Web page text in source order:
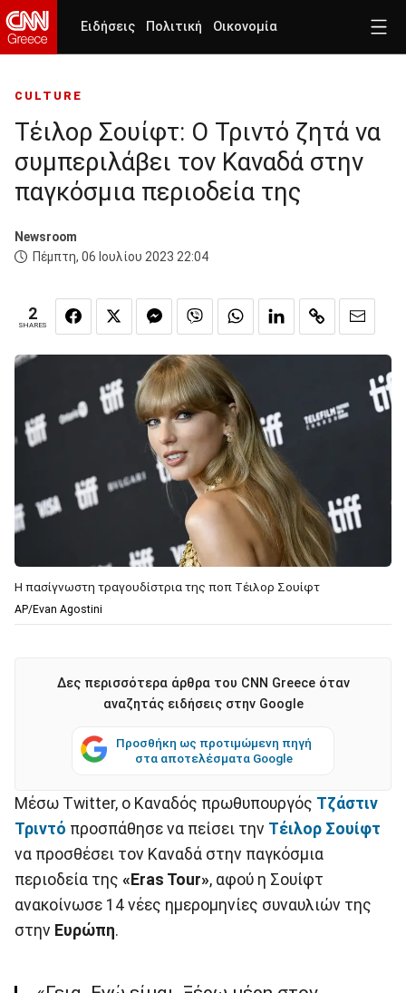
Ειδήσεις Πολιτική Οικονομία
CULTURE
Τέιλορ Σουίφτ: Ο Τριντό ζητά να
συμπεριλάβει τον Καναδά στην
παγκόσμια περιοδεία της
Newsroom
Πέμπτη, 06 Ιουλίου 2023 22:04
2
SHARES
Η πασίγνωστη τραγουδίστρια της ποπ Τέιλορ Σουίφτ
AP/Evan Agostini
Δες περισσότερα άρθρα του CNN Greece όταν
αναζητάς ειδήσεις στην Google
Προσθήκη ως προτιμώμενη πηγή
στα αποτελέσματα Google
Μέσω Twitter, ο Καναδός πρωθυπουργός Τζάστιν
Τριντό προσπάθησε να πείσει την Τέιλορ Σουίφτ
να προσθέσει τον Καναδά στην παγκόσμια
περιοδεία της «Eras Tour», αφού η Σουίφτ
ανακοίνωσε 14 νέες ημερομηνίες συναυλιών της
στην Ευρώπη.